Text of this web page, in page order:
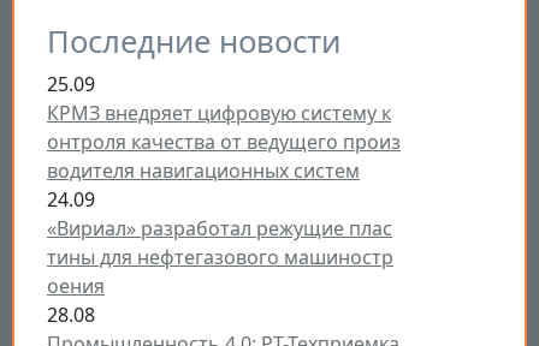
Последние новости
25.09
КРМЗ внедряет цифровую систему к
онтроля качества от ведущего произ
водителя навигационных систем
24.09
«Вириал» разработал режущие плас
тины для нефтегазового машиностр
оения
28.08